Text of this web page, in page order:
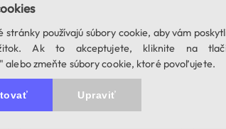
zahŕňa všetky potrebné zariadenia a
optické príslušenstvo. Tu nájdete
Cena zostupne Názov tovaru
skladom
stránky používajú súbory cookie, aby vám
Ak to akceptujete, kliknite na
alebo zmeňte súbory cookie, ktoré povoľujete.
Upraviť